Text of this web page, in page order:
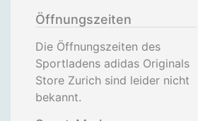
Öffnungszeiten
Die Öffnungszeiten des
Sportladens adidas Originals
Store Zurich sind leider nicht
bekannt.